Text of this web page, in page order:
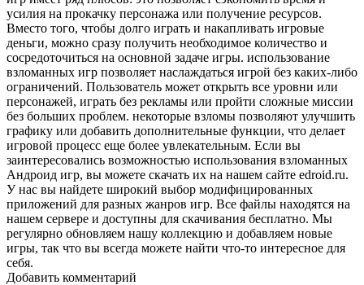
усилия на прокачку персонажа или получение ресурсов.
Вместо того, чтобы долго играть и накапливать игровые
деньги, можно сразу получить необходимое количество и
сосредоточиться на основной задаче игры. использование
взломанных игр позволяет наслаждаться игрой без каких-либо
ограничений. Пользователь может открыть все уровни или
персонажей, играть без рекламы или пройти сложные миссии
без больших проблем. некоторые взломы позволяют улучшить
графику или добавить дополнительные функции, что делает
игровой процесс еще более увлекательным. Если вы
заинтересовались возможностью использования взломанных
Андроид игр, вы можете скачать их на нашем сайте edroid.ru.
У нас вы найдете широкий выбор модифицированных
приложений для разных жанров игр. Все файлы находятся на
нашем сервере и доступны для скачивания бесплатно. Мы
регулярно обновляем нашу коллекцию и добавляем новые
игры, так что вы всегда можете найти что-то интересное для
себя.
Добавить комментарий